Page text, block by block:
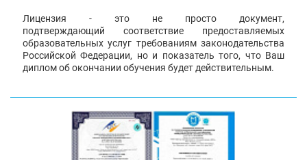
Лицензия - это не просто документ,
подтверждающий соответствие предоставляемых
образовательных услуг требованиям законодательства
Российской Федерации, но и показатель того, что Ваш
диплом об окончании обучения будет действительным.